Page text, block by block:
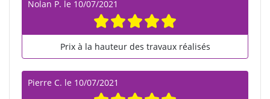
Nolan P. le 10/07/2021
Prix à la hauteur des travaux réalisés
Pierre C. le 10/07/2021